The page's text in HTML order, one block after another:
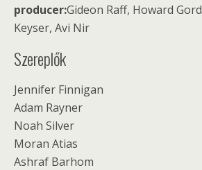
producer:Gideon Raff, Howard
Keyser, Avi Nir
Szereplők
Jennifer Finnigan
Adam Rayner
Noah Silver
Moran Atias
Ashraf Barhom